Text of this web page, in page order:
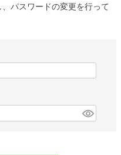
パスワードの変更を行って